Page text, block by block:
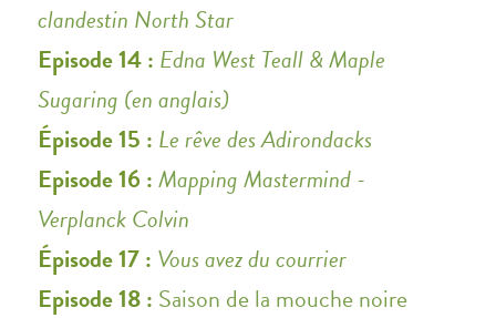
clandestin North Star
Episode 14 : Edna West Teall & Maple
Sugaring (en anglais)
Épisode 15 : Le rêve des Adirondacks
Episode 16 :Mapping Mastermind -
Verplanck Colvin
Épisode 17 : Vous avez du courrier
Episode 18 : Saison de la mouche noire